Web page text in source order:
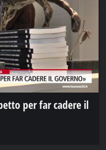
per far cadere il